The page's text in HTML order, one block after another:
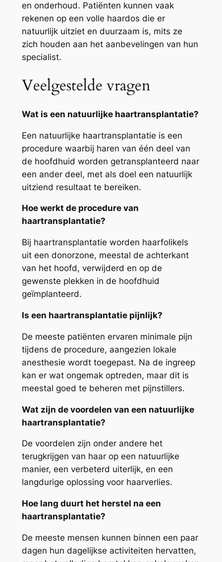
en onderhoud. Patiënten kunnen vaak
rekenen op een volle haardos die er
natuurlijk uitziet en duurzaam is, mits ze
zich houden aan het aanbevelingen van hun
specialist.
Veelgestelde vragen
Wat is een natuurlijke haartransplantatie?
Een natuurlijke haartransplantatie is een
procedure waarbij haren van één deel van
de hoofdhuid worden getransplanteerd naar
een ander deel, met als doel een natuurlijk
uitziend resultaat te bereiken.
Hoe werkt de procedure van
haartransplantatie?
Bij haartransplantatie worden haarfolikels
uit een donorzone, meestal de achterkant
van het hoofd, verwijderd en op de
gewenste plekken in de hoofdhuid
geïmplanteerd.
Is een haartransplantatie pijnlijk?
De meeste patiënten ervaren minimale pijn
tijdens de procedure, aangezien lokale
anesthesie wordt toegepast. Na de ingreep
kan er wat ongemak optreden, maar dit is
meestal goed te beheren met pijnstillers.
Wat zijn de voordelen van een natuurlijke
haartransplantatie?
De voordelen zijn onder andere het
terugkrijgen van haar op een natuurlijke
manier, een verbeterd uiterlijk, en een
langdurige oplossing voor haarverlies.
Hoe lang duurt het herstel na een
haartransplantatie?
De meeste mensen kunnen binnen een paar
dagen hun dagelijkse activiteiten hervatten,